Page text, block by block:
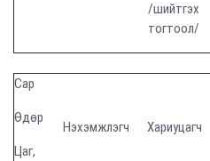
/шийтгэх
тогтоол/
Сар
Өдөр
Цаг,
Нэхэмжлэгч Хариуцагч